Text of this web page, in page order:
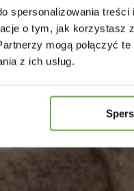
spersonalizowania
o tym, jak korzystasz
mogą połączyć
z ich usług.